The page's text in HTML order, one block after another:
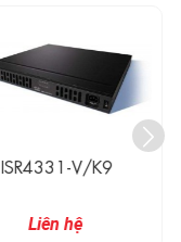
ISR4331-V/K9
Liên hệ